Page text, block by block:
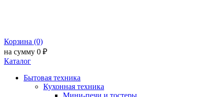
Корзина (0)
на сумму 0 ₽
Каталог
Бытовая техника
Кухонная техника